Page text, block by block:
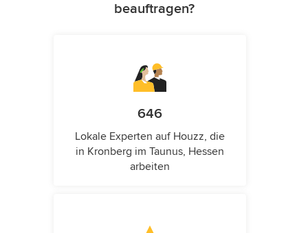
beauftragen?
646
Lokale Experten auf Houzz, die
in Kronberg im Taunus, Hessen
arbeiten